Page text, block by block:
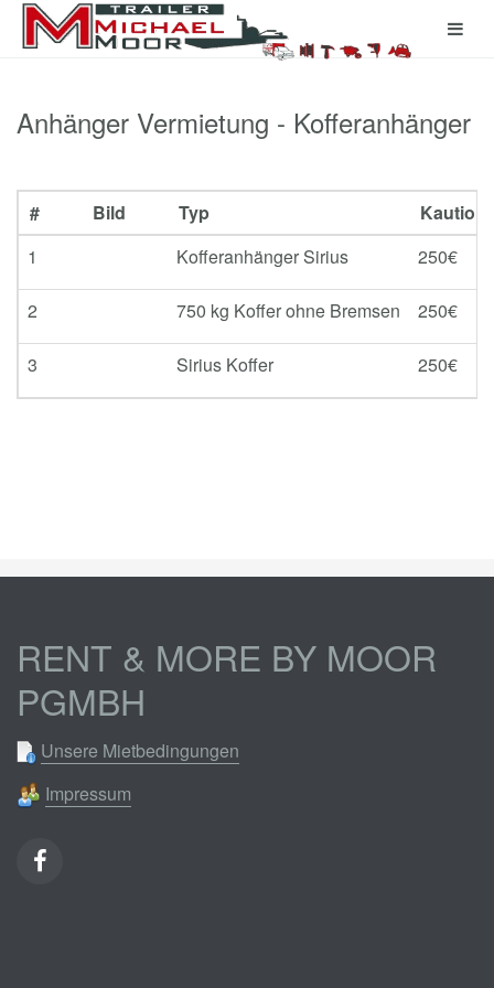
Anhänger Vermietung - Kofferanhänger
# Bild Typ
Kaution
1
Kofferanhänger Sirius 250€
2 750 kg Koffer ohne Bremsen 250€
3 Sirius Koffer 250€
RENT & MORE BY MOOR
PGMBH
Unsere Mietbedingungen
Impressum